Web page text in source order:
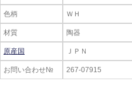
色柄 ＷＨ
材質 陶器
原産国 ＪＰＮ
お問い合わせ№ 267-07915